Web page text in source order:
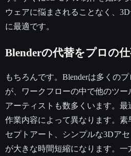
ウェアに悩まされることなく、
に最適です。
Blenderの代替をプロの
もちろんです。Blenderは多くの
が、ワークフローの中で他のツ
アーティストも数多くいます。
作業内容によって異なります。
セプトアート、シンプルな3Dア
が大きな時間短縮になります。